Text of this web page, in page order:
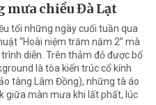
chiều Đà Lạt
tối những ngày cuối tuần qua
“Hoài niệm trăm năm 2” mà
diễn. Trên thảm đỏ được bố
là tòa kiến trúc cổ kính
tàng Lâm Đồng), những tà áo
giữa màn mưa khi lất phất, lúc